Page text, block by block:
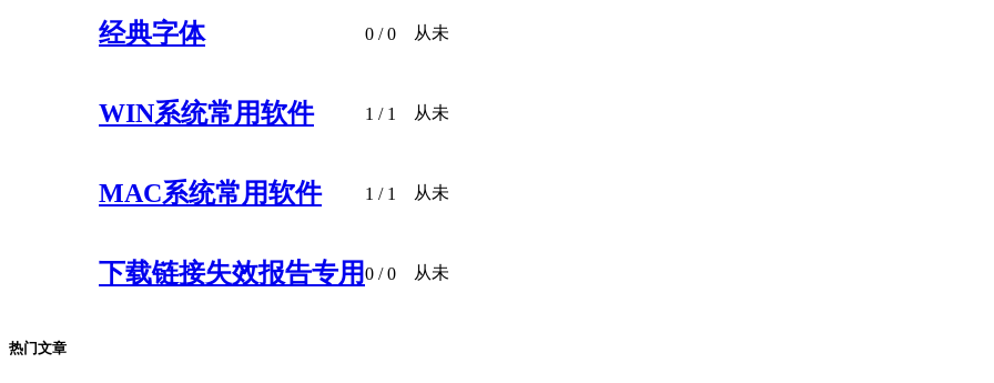
经典字体 0 / 0 从未
WIN系统常用软件 1 / 1 从未
MAC系统常用软件 1 / 1 从未
下载链接失效报告专用 0 / 0 从未
热门文章